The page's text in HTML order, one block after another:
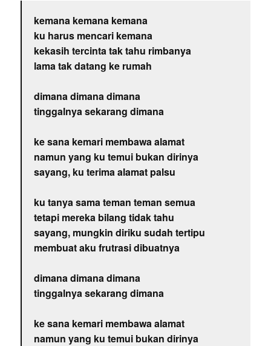
kemana kemana kemana
ku harus mencari kemana
kekasih tercinta tak tahu rimbanya
lama tak datang ke rumah
dimana dimana dimana
tinggalnya sekarang dimana
ke sana kemari membawa alamat
namun yang ku temui bukan dirinya
sayang, ku terima alamat palsu
ku tanya sama teman teman semua
tetapi mereka bilang tidak tahu
sayang, mungkin diriku sudah tertipu
membuat aku frutrasi dibuatnya
dimana dimana dimana
tinggalnya sekarang dimana
ke sana kemari membawa alamat
namun yang ku temui bukan dirinya